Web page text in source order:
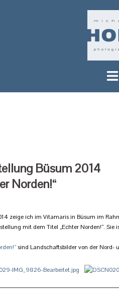
Büsum 2014
Norden!“
zeige ich im Vitamaris in Büsum im
mit dem Titel „Echter Norden!“. Sie
sind Landschaftsbilder von der Nord-